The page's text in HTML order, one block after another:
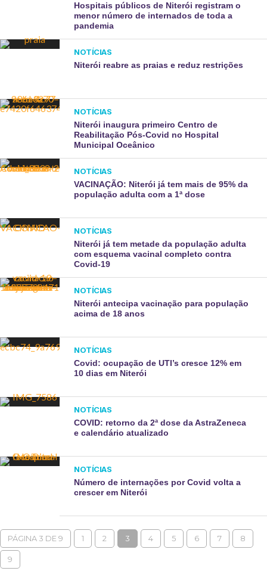
Hospitais públicos de Niterói registram o
menor número de internados de toda a
pandemia
NOTÍCIAS
Niterói reabre as praias e reduz restrições
NOTÍCIAS
Niterói inaugura primeiro Centro de
Reabilitação Pós-Covid no Hospital
Municipal Oceânico
NOTÍCIAS
VACINAÇÃO: Niterói já tem mais de 95% da
população adulta com a 1ª dose
NOTÍCIAS
Niterói já tem metade da população adulta
com esquema vacinal completo contra
Covid-19
NOTÍCIAS
Niterói antecipa vacinação para população
acima de 18 anos
NOTÍCIAS
Covid: ocupação de UTI’s cresce 12% em
10 dias em Niterói
NOTÍCIAS
COVID: retorno da 2ª dose da AstraZeneca
e calendário atualizado
NOTÍCIAS
Número de internações por Covid volta a
crescer em Niterói
PÁGINA 3 DE 9 1 2 3 4 5 6 7 8
9